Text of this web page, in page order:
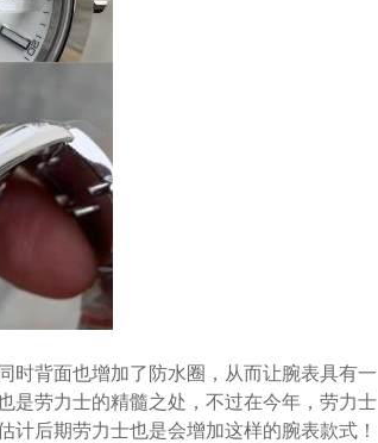
时背面也增加了防水圈，从而让腕表具有一
是劳力士的精髓之处，不过在今年，劳力士
后期劳力士也是会增加这样的腕表款式！